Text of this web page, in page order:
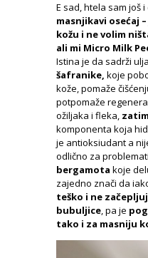
E sad, htela sam još
masnjikavi osećaj
kožu i ne volim
ali mi Micro Milk
Istina je da sadrži
šafranike, koje
kože, pomaže
potpomaže
ožiljaka i fleka, zatim
komponenta koja
je antioksiudant a
odlično za
bergamota koje
zajedno znači da
teško i ne
bubuljice, pa je
tako i za masniju